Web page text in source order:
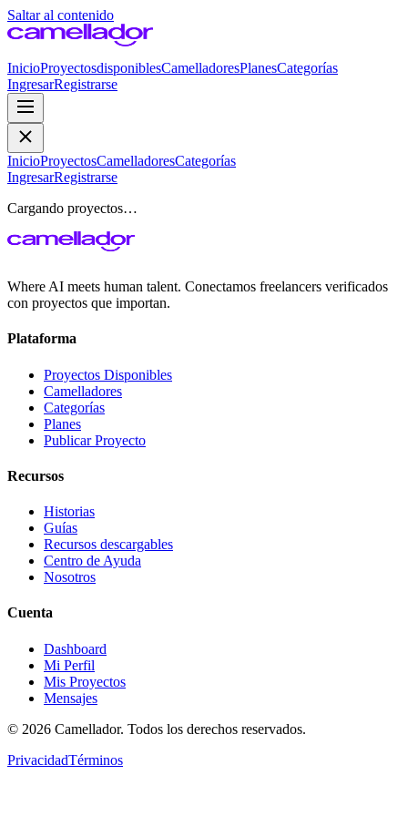
Saltar al contenido
InicioProyectosdisponiblesCamelladoresPlanesCategorías
IngresarRegistrarse
InicioProyectosCamelladoresCategorías
IngresarRegistrarse
Cargando proyectos…
Where AI meets human talent. Conectamos freelancers verificados
con proyectos que importan.
Plataforma
Proyectos Disponibles
Camelladores
Categorías
Planes
Publicar Proyecto
Recursos
Historias
Guías
Recursos descargables
Centro de Ayuda
Nosotros
Cuenta
Dashboard
Mi Perfil
Mis Proyectos
Mensajes
© 2026 Camellador. Todos los derechos reservados.
PrivacidadTérminos